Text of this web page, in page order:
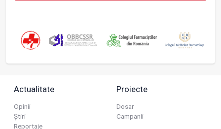
Actualitate
Opinii
Știri
Reportaje
Proiecte
Dosar
Campanii